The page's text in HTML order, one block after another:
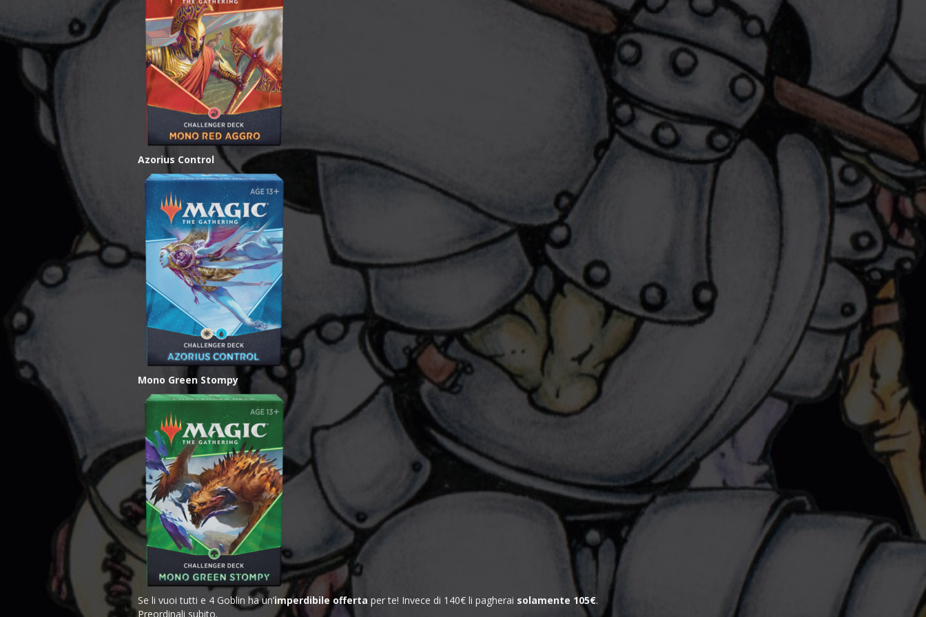
Azorius Control
Mono Green Stompy
Se li vuoi tutti e 4 Goblin ha un’imperdibile offerta per te! Invece di 140€ li pagherai solamente 105€.
Preordinali subito.